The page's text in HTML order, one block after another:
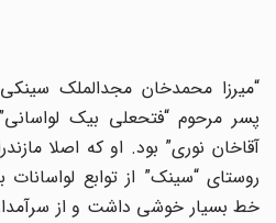
“میرزا محمدخان مجدالملک
پسر مرحوم “فتحعلی بیک لواسانی”
روستای “سینک” از توابع لواسانات
خط بسیار خوشی داشت و از سرآمدان